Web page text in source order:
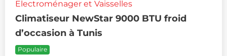
Electroménager et Vaisselles
Climatiseur NewStar 9000 BTU froid
d’occasion à Tunis
Populaire